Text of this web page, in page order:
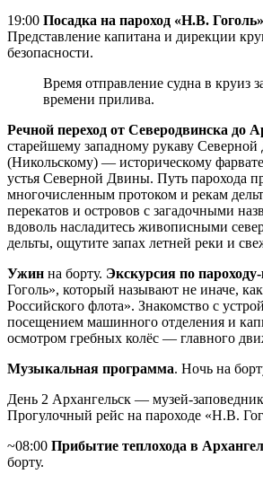
19:00 Посадка на пароход «Н.В. Гоголь»
Представление капитана и дирекции
безопасности.
Время отправление судна в круиз
времени прилива.
Речной переход от Северодвинска до
старейшему западному рукаву
(Никольскому) — историческому
устья Северной Двины. Путь парохода
многочисленным протоком и рекам
перекатов и островов с загадочными
вдоволь насладитесь живописными
дельты, ощутите запах летней реки и
Ужин на борту. Экскурсия по
Гоголь», который называют не иначе,
Российского флота». Знакомство с
посещением машинного отделения и
осмотром гребных колёс — главного
Музыкальная программа. Ночь на
День 2 Архангельск — музей-
Прогулочный рейс на пароходе «Н.В.
~08:00 Прибытие теплохода в
борту.